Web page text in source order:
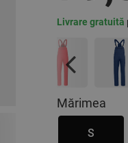
Livrare gratuită
Previous
Mărimea
S